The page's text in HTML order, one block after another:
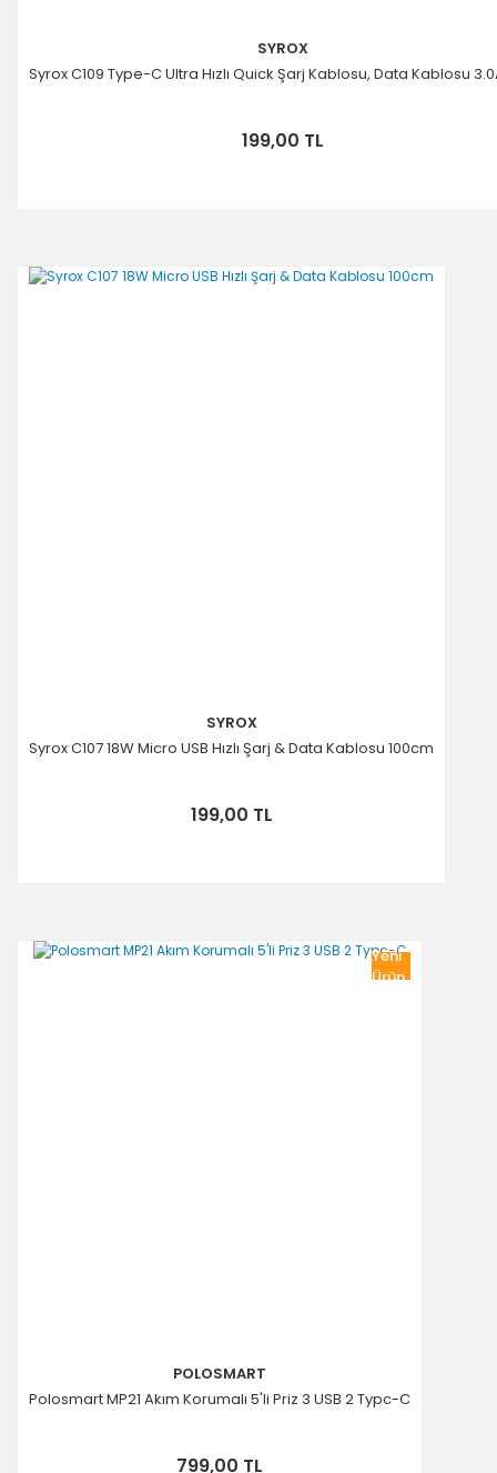
SYROX
Syrox C109 Type-C Ultra Hızlı Quick Şarj Kablosu, Data Kablosu
199,00 TL
SYROX
Syrox C107 18W Micro USB Hızlı Şarj & Data Kablosu 100cm
199,00 TL
Yeni
Ürün
POLOSMART
Polosmart MP21 Akım Korumalı 5'li Priz 3 USB 2 Typc-C
799,00 TL